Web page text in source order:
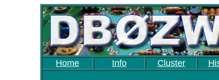
Home Info Cluster